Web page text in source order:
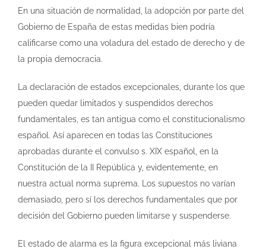
En una situación de normalidad, la adopción por parte del
Gobierno de España de estas medidas bien podría
calificarse como una voladura del estado de derecho y de
la propia democracia.
La declaración de estados excepcionales, durante los que
pueden quedar limitados y suspendidos derechos
fundamentales, es tan antigua como el constitucionalismo
español. Así aparecen en todas las Constituciones
aprobadas durante el convulso s. XIX español, en la
Constitución de la II República y, evidentemente, en
nuestra actual norma suprema. Los supuestos no varían
demasiado, pero sí los derechos fundamentales que por
decisión del Gobierno pueden limitarse y suspenderse.
El estado de alarma es la figura excepcional más liviana